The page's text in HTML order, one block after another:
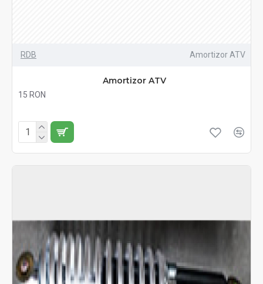
RDB Amortizor ATV
Amortizor ATV
15 RON